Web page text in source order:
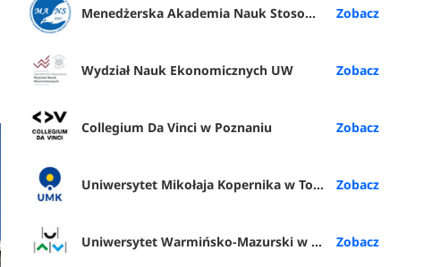
Menedżerska Akademia Nauk Stosowanych w Warszawie
Wydział Nauk Ekonomicznych UW
Collegium Da Vinci w Poznaniu
Uniwersytet Mikołaja Kopernika w Toruniu
Uniwersytet Warmińsko-Mazurski w Olsztynie